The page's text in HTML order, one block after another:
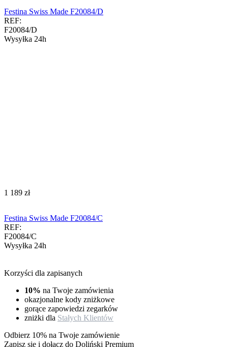
Festina Swiss Made F20084/D
REF:
F20084/D
Wysyłka 24h
‍1 189‍ zł
Festina Swiss Made F20084/C
REF:
F20084/C
Wysyłka 24h
Korzyści dla zapisanych
10% na Twoje zamówienia
okazjonalne kody zniżkowe
gorące zapowiedzi zegarków
zniżki dla Stałych Klientów
Odbierz 10% na Twoje zamówienie
Zapisz się i dołącz do Doliński Premium